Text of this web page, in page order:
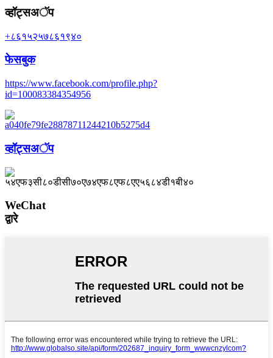
व्हॉट्सअॅप
+८६१५२५७८६१९४०
फेसबुक
https://www.facebook.com/profile.php?
id=100083384354956
व्हॉट्सअॅप
WeChat
द्वारे